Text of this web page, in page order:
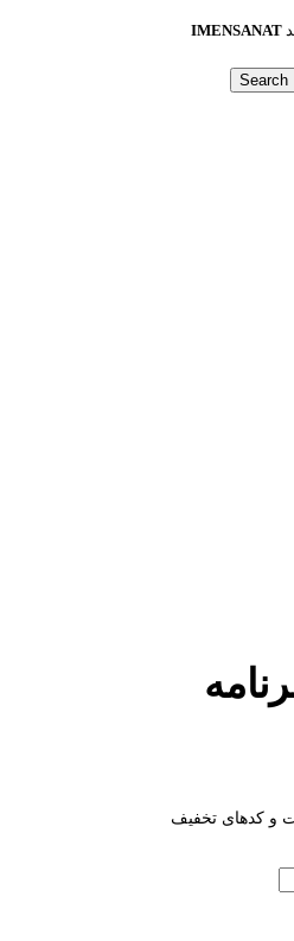
IMENSANAT
Search
و کدهای تخفیف